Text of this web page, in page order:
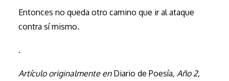
Entonces no queda otro camino que ir al ataque
contra sí mismo.
.
Artículo originalmente en Diario de Poesía, Año 2,